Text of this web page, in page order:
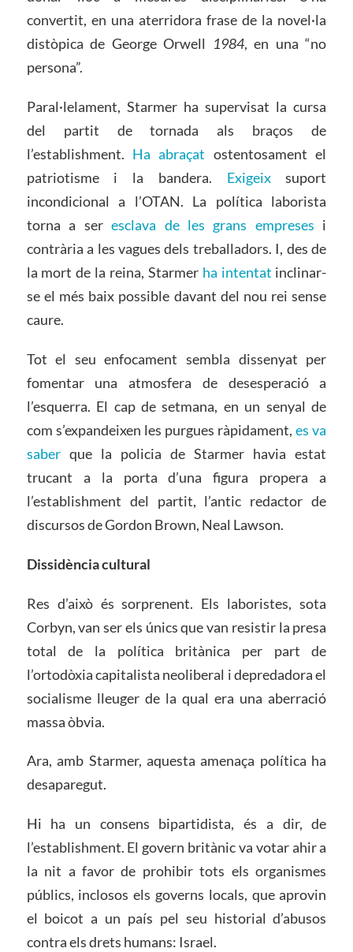
convertit, en una aterridora frase de la novel·la
distòpica de George Orwell 1984, en una “no
persona”.
Paral·lelament, Starmer ha supervisat la cursa
del partit de tornada als braços de
l’establishment. Ha abraçat ostentosament el
patriotisme i la bandera. Exigeixsuport
incondicional a l’OTAN. La política laborista
torna a seresclava de les grans empreses i
contrària a les vagues dels treballadors. I, des de
la mort de la reina, Starmer ha intentat inclinar-
se el més baix possible davant del nou rei sense
caure.
Tot el seu enfocament sembla dissenyat per
fomentar una atmosfera de desesperació a
l’esquerra. El cap de setmana, en un senyal de
com s’expandeixen les purgues ràpidament,es va
saberque la policia de Starmer havia estat
trucant a la porta d’una figura propera a
l’establishment del partit, l’antic redactor de
discursos de Gordon Brown, Neal Lawson.
Dissidència cultural
Res d’això és sorprenent. Els laboristes, sota
Corbyn, van ser els únics que van resistir la presa
total de la política britànica per part de
l’ortodòxia capitalista neoliberal i depredadora el
socialisme lleuger de la qual era una aberració
massa òbvia.
Ara, amb Starmer, aquesta amenaça política ha
desaparegut.
Hi ha un consens bipartidista, és a dir, de
l’establishment. El govern britànic va votar ahir a
la nit a favor de prohibir tots els organismes
públics, inclosos els governs locals, que aprovin
el boicot a un país pel seu historial d’abusos
contra els drets humans: Israel.